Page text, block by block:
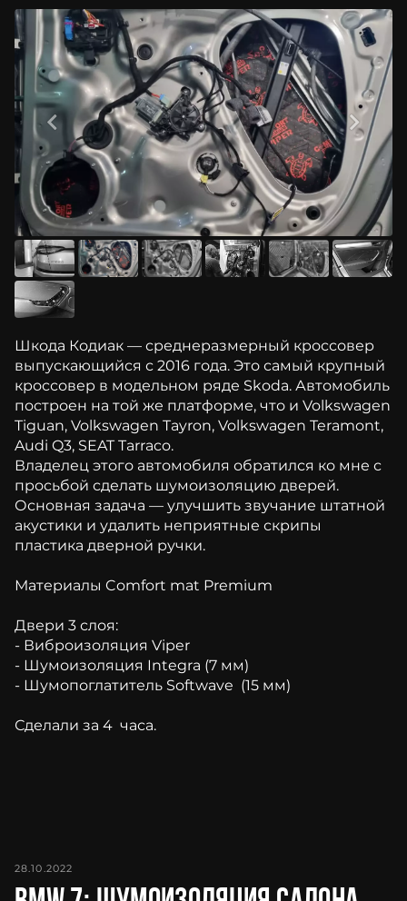
Шкода Кодиак — среднеразмерный кроссовер
выпускающийся с 2016 года. Это самый крупный
кроссовер в модельном ряде Skoda. Автомобиль
построен на той же платформе, что и Volkswagen
Tiguan, Volkswagen Tayron, Volkswagen Teramont,
Audi Q3, SEAT Tarraco.
Владелец этого автомобиля обратился ко мне с
просьбой сделать шумоизоляцию дверей.
Основная задача — улучшить звучание штатной
акустики и удалить неприятные скрипы
пластика дверной ручки.
Материалы Comfort mat Premium
Двери 3 слоя:
- Виброизоляция Viper
- Шумоизоляция Integra (7 мм)
- Шумопоглатитель Softwave (15 мм)
Сделали за 4 часа.
28.10.2022